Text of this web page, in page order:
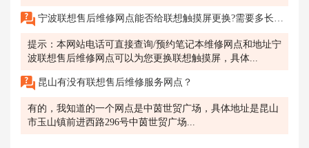
宁波联想售后维修网点能否给联想触摸屏更换?需要多长时间?费用是多少?
提示：本网站电话可直接查询/预约笔记本维修网点和地址宁
波联想售后维修网点可以为您更换联想触摸屏，具体...
昆山有没有联想售后维修服务网点？
有的，我知道的一个网点是中茵世贸广场，具体地址是昆山
市玉山镇前进西路296号中茵世贸广场...